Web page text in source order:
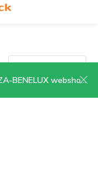
| CLICK HERE NOW!